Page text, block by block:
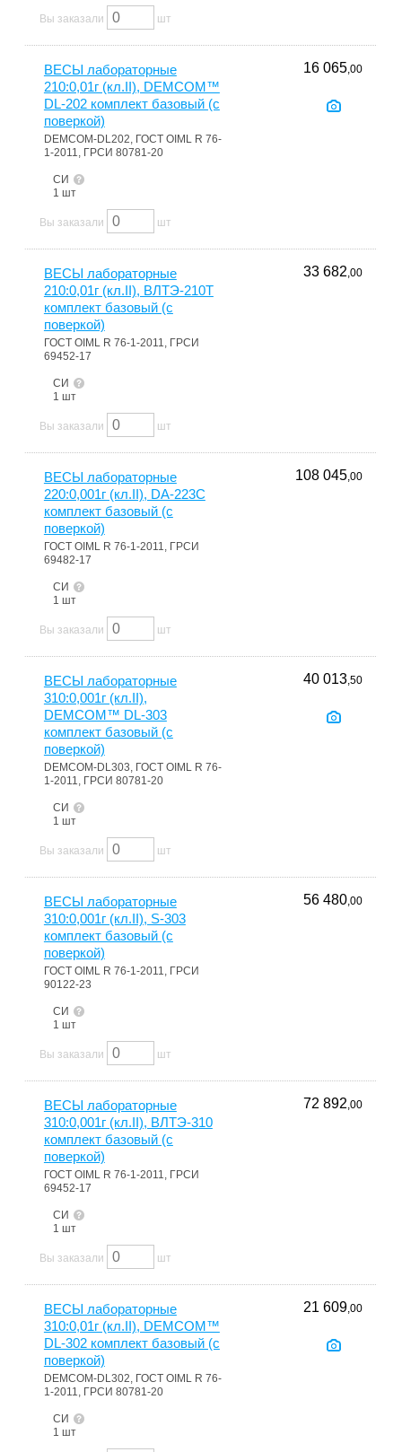
Вы заказали шт
ВЕСЫ лабораторные
210:0,01г (кл.II), DEMCOM™
DL-202 комплект базовый (с
поверкой)
DEMCOM-DL202, ГОСТ OIML R 76-
1-2011, ГРСИ 80781-20
СИ
1 шт
16 065,00
Вы заказали шт
ВЕСЫ лабораторные
210:0,01г (кл.II), ВЛТЭ-210Т
комплект базовый (с
поверкой)
ГОСТ OIML R 76-1-2011, ГРСИ
69452-17
СИ
1 шт
33 682,00
Вы заказали шт
ВЕСЫ лабораторные
220:0,001г (кл.II), DA-223C
комплект базовый (с
поверкой)
ГОСТ OIML R 76-1-2011, ГРСИ
69482-17
СИ
1 шт
108 045,00
Вы заказали шт
ВЕСЫ лабораторные
310:0,001г (кл.II),
DEMCOM™ DL-303
комплект базовый (с
поверкой)
DEMCOM-DL303, ГОСТ OIML R 76-
1-2011, ГРСИ 80781-20
СИ
1 шт
40 013,50
Вы заказали шт
ВЕСЫ лабораторные
310:0,001г (кл.II), S-303
комплект базовый (с
поверкой)
ГОСТ OIML R 76-1-2011, ГРСИ
90122-23
СИ
1 шт
56 480,00
Вы заказали шт
ВЕСЫ лабораторные
310:0,001г (кл.II), ВЛТЭ-310
комплект базовый (с
поверкой)
ГОСТ OIML R 76-1-2011, ГРСИ
69452-17
СИ
1 шт
72 892,00
Вы заказали шт
ВЕСЫ лабораторные
310:0,01г (кл.II), DEMCOM™
DL-302 комплект базовый (с
поверкой)
DEMCOM-DL302, ГОСТ OIML R 76-
1-2011, ГРСИ 80781-20
СИ
1 шт
21 609,00